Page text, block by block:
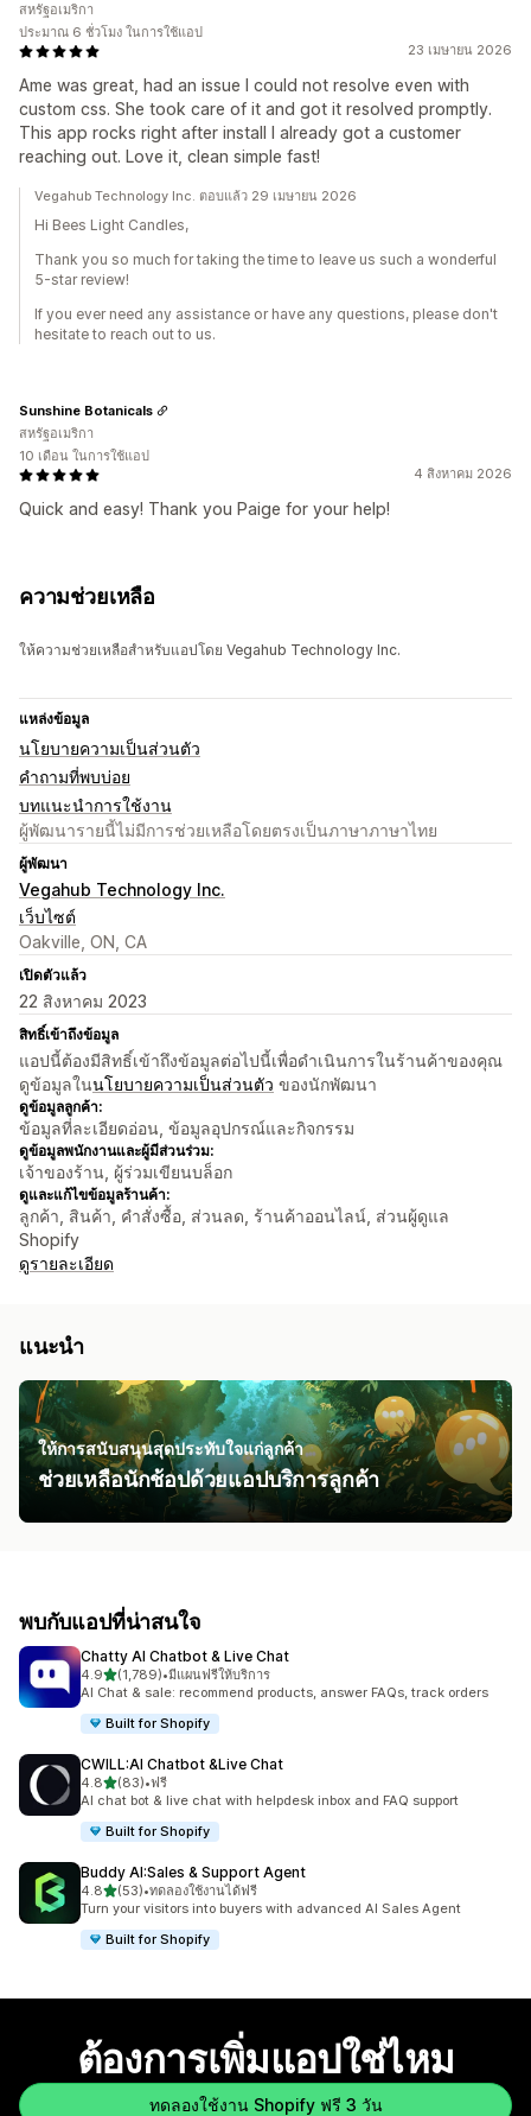
23 เมษายน 2026
Ame was great, had an issue I could not resolve even with
custom css. She took care of it and got it resolved promptly.
This app rocks right after install I already got a customer
reaching out. Love it, clean simple fast!
สหรัฐอเมริกา
ประมาณ 6 ชั่วโมง ในการใช้แอป
Vegahub Technology Inc. ตอบแล้ว 29 เมษายน 2026
Hi Bees Light Candles,
Thank you so much for taking the time to leave us such a wonderful
5-star review!
If you ever need any assistance or have any questions, please don't
hesitate to reach out to us.
4 สิงหาคม 2026
Quick and easy! Thank you Paige for your help!
Sunshine Botanicals
สหรัฐอเมริกา
10 เดือน ในการใช้แอป
ความช่วยเหลือ
ให้ความช่วยเหลือสำหรับแอปโดย Vegahub Technology Inc.
แหล่งข้อมูล
นโยบายความเป็นส่วนตัว
คำถามที่พบบ่อย
บทแนะนำการใช้งาน
ผู้พัฒนารายนี้ไม่มีการช่วยเหลือโดยตรงเป็นภาษาภาษาไทย
ผู้พัฒนา
Vegahub Technology Inc.
เว็บไซต์
Oakville, ON, CA
เปิดตัวแล้ว
22 สิงหาคม 2023
สิทธิ์เข้าถึงข้อมูล
แอปนี้ต้องมีสิทธิ์เข้าถึงข้อมูลต่อไปนี้เพื่อดำเนินการในร้านค้าของคุณ
ดูข้อมูลในนโยบายความเป็นส่วนตัว ของนักพัฒนา
ดูข้อมูลลูกค้า:
ข้อมูลที่ละเอียดอ่อน, ข้อมูลอุปกรณ์และกิจกรรม
ดูข้อมูลพนักงานและผู้มีส่วนร่วม:
เจ้าของร้าน, ผู้ร่วมเขียนบล็อก
ดูและแก้ไขข้อมูลร้านค้า:
ลูกค้า, สินค้า, คำสั่งซื้อ, ส่วนลด, ร้านค้าออนไลน์, ส่วนผู้ดูแล
Shopify
ดูรายละเอียด
แนะนำ
ให้การสนับสนุนสุดประทับใจแก่ลูกค้า
ช่วยเหลือนักช้อปด้วยแอปบริการลูกค้า
พบกับแอปที่น่าสนใจ
Chatty AI Chatbot & Live Chat
4.9เต็ม 5 ดาว
(1,789)
ทั้งหมด 1789 รีวิว
•มีแผนฟรีให้บริการ
AI Chat & sale: recommend products, answer FAQs, track orders
Built for Shopify
CWILL:AI Chatbot &Live Chat
4.8เต็ม 5 ดาว
(83)
ทั้งหมด 83 รีวิว
•ฟรี
AI chat bot & live chat with helpdesk inbox and FAQ support
Built for Shopify
Buddy AI:Sales & Support Agent
4.8เต็ม 5 ดาว
(53)
ทั้งหมด 53 รีวิว
•ทดลองใช้งานได้ฟรี
Turn your visitors into buyers with advanced AI Sales Agent
Built for Shopify
ต้องการเพิ่มแอปใช่ไหม
ทดลองใช้งาน Shopify ฟรี 3 วัน